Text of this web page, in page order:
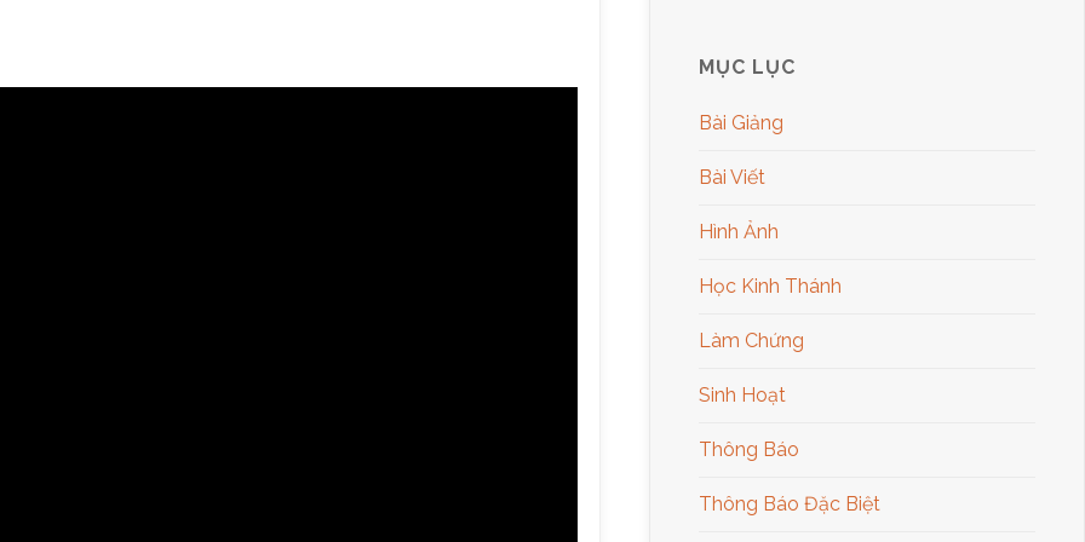
MỤC LỤC
Bài Giảng
Bài Viết
Hình Ảnh
Học Kinh Thánh
Làm Chứng
Sinh Hoạt
Thông Báo
Thông Báo Đặc Biệt